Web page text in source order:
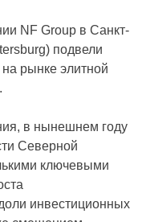
NF Group в Санкт-
подвели
рынке элитной
в нынешнем году
Северной
ключевыми
инвестиционных